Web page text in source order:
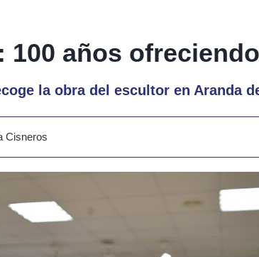
100 años
la obra del escultor en Aranda
Cisneros